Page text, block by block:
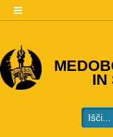
IN
O DRUŠTVU
Predstavitev